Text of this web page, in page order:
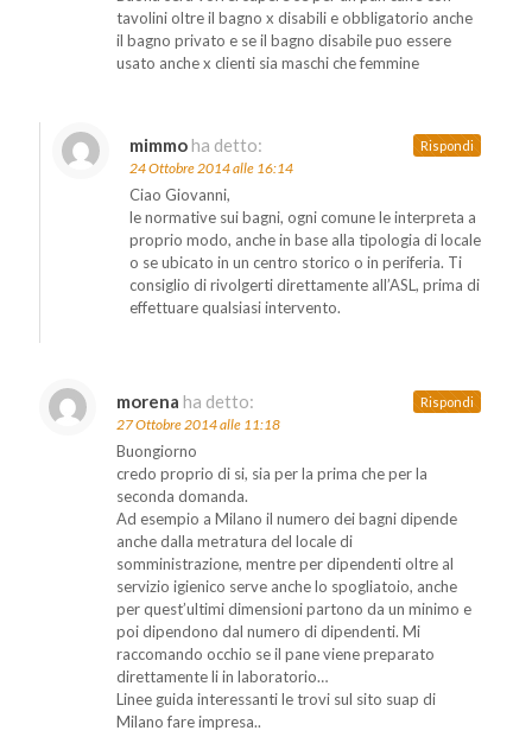
tavolini oltre il bagno x disabili e obbligatorio anche
il bagno privato e se il bagno disabile puo essere
usato anche x clienti sia maschi che femmine
mimmoha detto:
24 Ottobre 2014 alle 16:14
Ciao Giovanni,
le normative sui bagni, ogni comune le interpreta a
proprio modo, anche in base alla tipologia di locale
o se ubicato in un centro storico o in periferia. Ti
consiglio di rivolgerti direttamente all’ASL, prima di
effettuare qualsiasi intervento.
Rispondi
morena ha detto:
27 Ottobre 2014 alle 11:18
Buongiorno
credo proprio di si, sia per la prima che per la
seconda domanda.
Ad esempio a Milano il numero dei bagni dipende
anche dalla metratura del locale di
somministrazione, mentre per dipendenti oltre al
servizio igienico serve anche lo spogliatoio, anche
per quest’ultimi dimensioni partono da un minimo e
poi dipendono dal numero di dipendenti. Mi
raccomando occhio se il pane viene preparato
direttamente li in laboratorio…
Linee guida interessanti le trovi sul sito suap di
Milano fare impresa..
Rispondi